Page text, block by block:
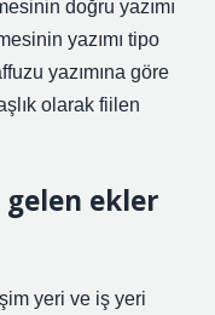
doğru yazımı
yazımı tipo
yazımına göre
olarak fiilen
ekler
yeri ve iş yeri